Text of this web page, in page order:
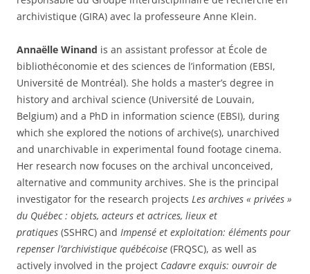
archivistique (GIRA) avec la professeure Anne Klein.
Annaëlle Winand is an assistant professor at École de
bibliothéconomie et des sciences de l’information (EBSI,
Université de Montréal). She holds a master’s degree in
history and archival science (Université de Louvain,
Belgium) and a PhD in information science (EBSI), during
which she explored the notions of archive(s), unarchived
and unarchivable in experimental found footage cinema.
Her research now focuses on the archival unconceived,
alternative and community archives. She is the principal
investigator for the research projects Les archives « privées »
du Québec : objets, acteurs et actrices, lieux et
pratiques (SSHRC) and Impensé et exploitation: éléments pour
repenser l’archivistique québécoise (FRQSC), as well as
actively involved in the project Cadavre exquis: ouvroir de